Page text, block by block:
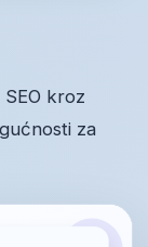
kroz
za